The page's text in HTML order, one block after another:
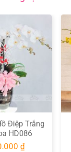
Điệp Trắng
HD086
₫